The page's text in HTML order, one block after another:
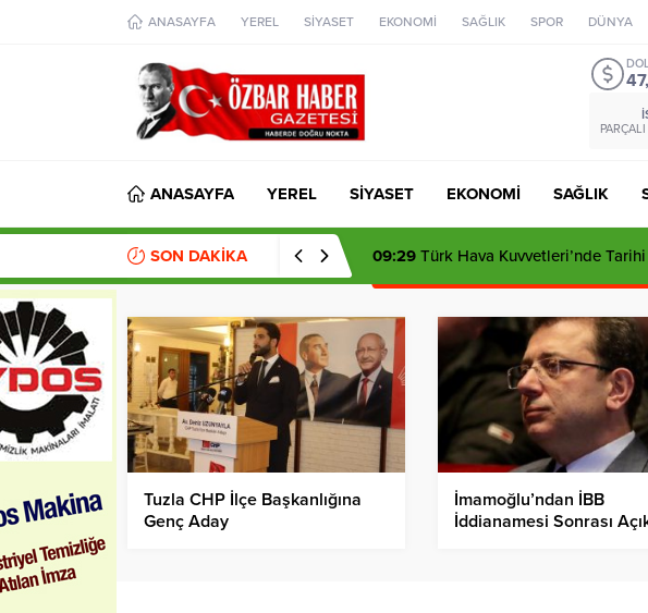
ANASAYFA YEREL SİYASET EKONOMİ SAĞLIK SPOR DÜNYA
ANASAYFA YEREL SİYASET EKONOMİ SAĞLIK
SON DAKİKA 09:29 Türk Hava Kuvvetleri’nde
Tuzla CHP İlçe Başkanlığına
Genç Aday
İmamoğlu’ndan İBB
İddianamesi Sonrası